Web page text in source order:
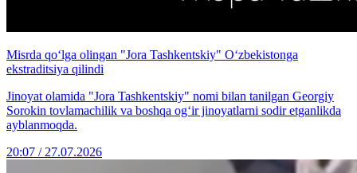
Misrda qo‘lga olingan "Jora Tashkentskiy" O‘zbekistonga
ekstraditsiya qilindi
Jinoyat olamida "Jora Tashkentskiy" nomi bilan tanilgan Georgiy
Sorokin tovlamachilik va boshqa og‘ir jinoyatlarni sodir etganlikda
ayblanmoqda.
20:07 / 27.07.2026